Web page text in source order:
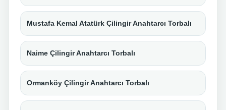
Mustafa Kemal Atatürk Çilingir Anahtarcı Torbalı
Naime Çilingir Anahtarcı Torbalı
Ormanköy Çilingir Anahtarcı Torbalı